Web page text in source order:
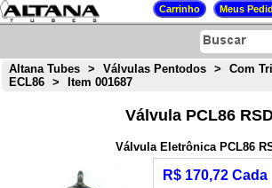
Altana Tubes > Válvulas Pentodos > Com
ECL86
> Item 001687
Válvula PCL86
Válvula Eletrônica PCL86
R$ 170,72 Cada